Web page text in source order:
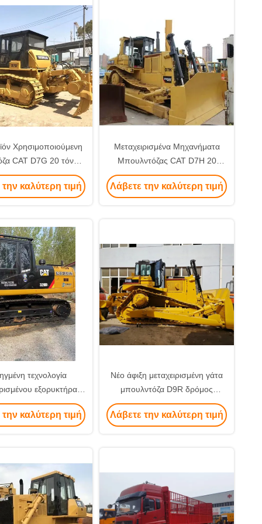
Χρησιμοποιούμενη
CAT D7G 20 τόνων
μηχανήματα
καλύτερη τιμή
Μεταχειρισμένα Μηχανήματα
Μπουλντόζας CAT D7H 20
Τόνων
Λάβετε την καλύτερη τιμή
τεχνολογία
εξορυκτήρα
για αποτελεσματική
κατασκευή
καλύτερη τιμή
Νέο άφιξη μεταχειρισμένη γάτα
μπουλντόζα D9R δρόμος
Χρησιμοποιημένες μηχανές
κατασκευής
Λάβετε την καλύτερη τιμή